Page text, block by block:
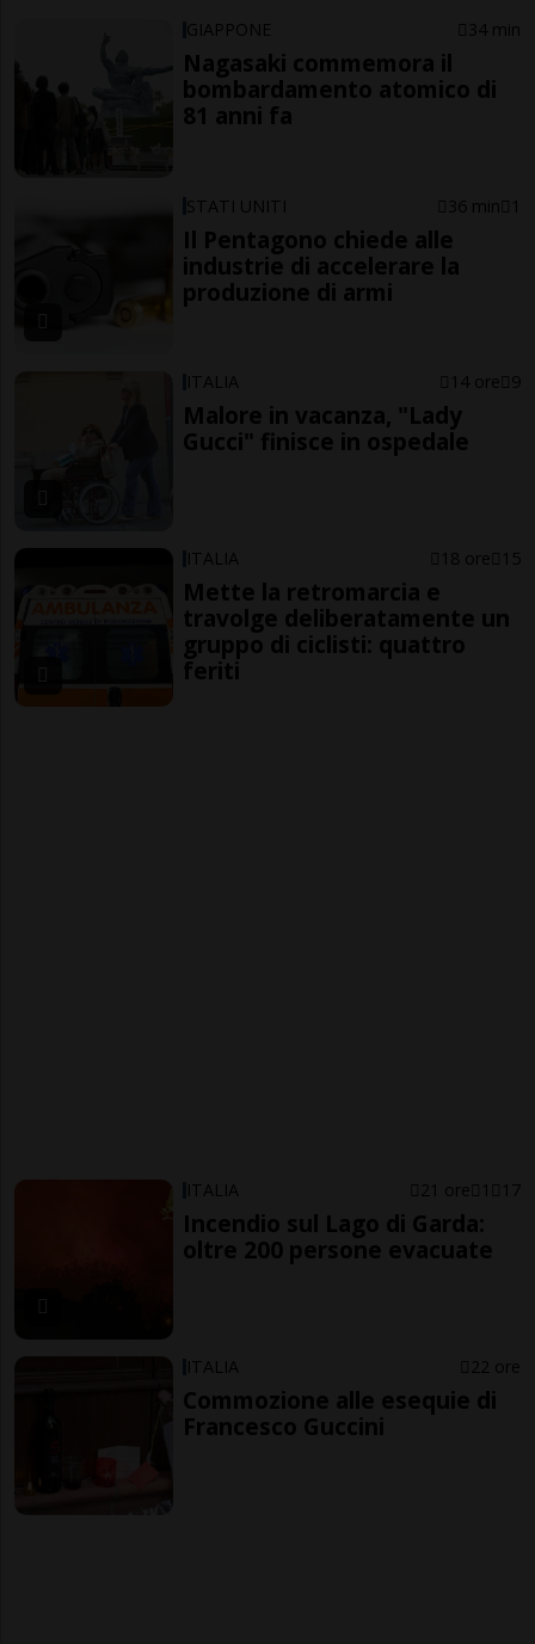
GIAPPONE 34 min
Nagasaki commemora il
bombardamento atomico di
81 anni fa
STATI UNITI 36 min 1
Il Pentagono chiede alle
industrie di accelerare la
produzione di armi
ITALIA 14 ore 9
Malore in vacanza, "Lady
Gucci" finisce in ospedale
ITALIA 18 ore 15
Mette la retromarcia e
travolge deliberatamente un
gruppo di ciclisti: quattro
feriti
ITALIA 21 ore 1 17
Incendio sul Lago di Garda:
oltre 200 persone evacuate
ITALIA 22 ore
Commozione alle esequie di
Francesco Guccini